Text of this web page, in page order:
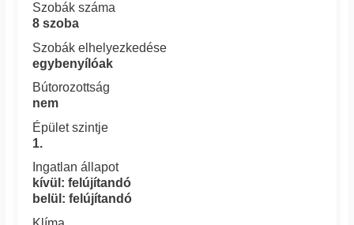
Szobák száma
8 szoba
Szobák elhelyezkedése
egybenyílóak
Bútorozottság
nem
Épület szintje
1.
Ingatlan állapot
kívül: felújítandó
belül: felújítandó